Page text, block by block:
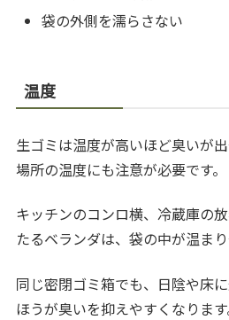
袋の外側を濡らさない
温度
生ゴミは温度が高いほど臭いが
場所の温度にも注意が必要です。
キッチンのコンロ横、冷蔵庫の
たるベランダは、袋の中が温まり
同じ密閉ゴミ箱でも、日陰や床
ほうが臭いを抑えやすくなります